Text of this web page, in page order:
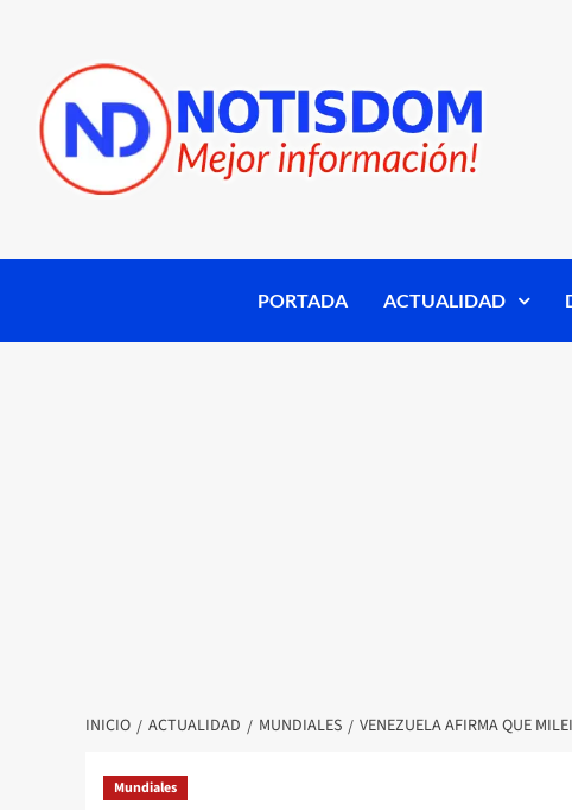
PORTADA ACTUALIDAD
INICIO ACTUALIDAD MUNDIALES VENEZUELA AFIRMA QUE
Mundiales